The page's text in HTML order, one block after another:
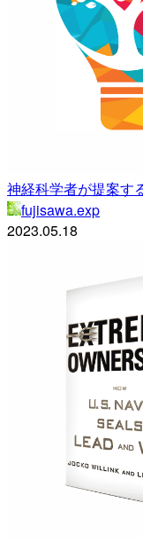
神経科学者が提案す
fujisawa.exp
2023.05.18